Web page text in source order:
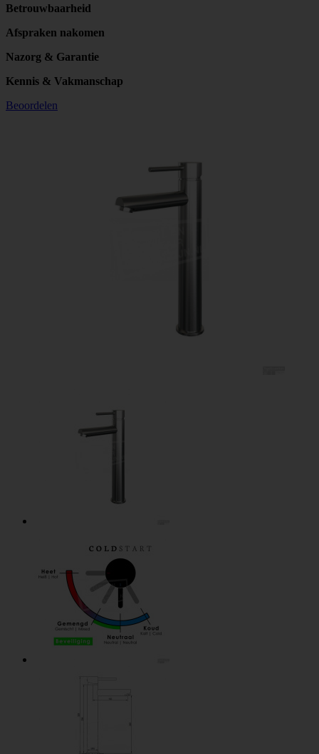
Betrouwbaarheid
Afspraken nakomen
Nazorg & Garantie
Kennis & Vakmanschap
Beoordelen